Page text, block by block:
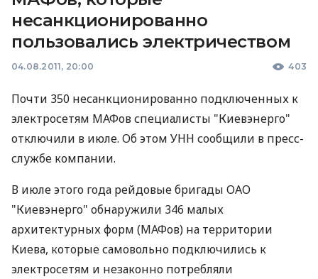
несанкционированно
пользовались электричеством
04.08.2011, 20:00 403
Почти 350 несанкционированно подключенных к
электросетям МАФов специалисты "Киевэнерго"
отключили в июле. Об этом УНН сообщили в пресс-
службе компании.
В июле этого года рейдовые бригады ОАО
"Киевэнерго" обнаружили 346 малых
архитектурных форм (МАФов) на территории
Киева, которые самовольно подключились к
электросетям и незаконно потребляли